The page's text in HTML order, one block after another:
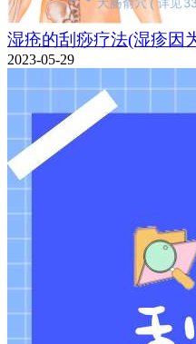
湿疮的刮痧疗法(湿疹因
2023-05-29